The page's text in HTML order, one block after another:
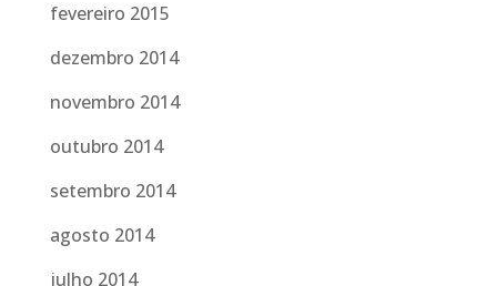
fevereiro 2015
dezembro 2014
novembro 2014
outubro 2014
setembro 2014
agosto 2014
julho 2014